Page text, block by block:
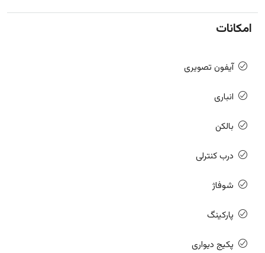
امکانات
آیفون تصویری
انباری
بالکن
درب کنترلی
شوفاژ
پارکینگ
پکیج دیواری